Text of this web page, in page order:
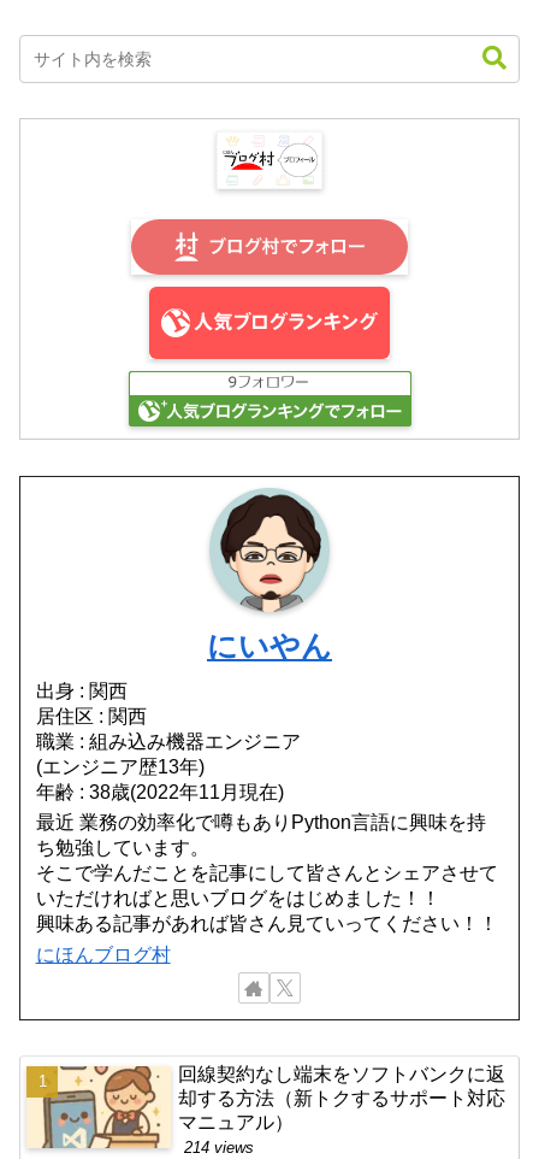
にいやん
出身 : 関西
居住区 : 関西
職業 : 組み込み機器エンジニア
(エンジニア歴13年)
年齢 : 38歳(2022年11月現在)
最近 業務の効率化で噂もありPython言語に興味を持
ち勉強しています。
そこで学んだことを記事にして皆さんとシェアさせて
いただければと思いブログをはじめました！！
興味ある記事があれば皆さん見ていってください！！
にほんブログ村
回線契約なし端末をソフトバンクに返
却する方法（新トクするサポート対応
マニュアル）
214 views